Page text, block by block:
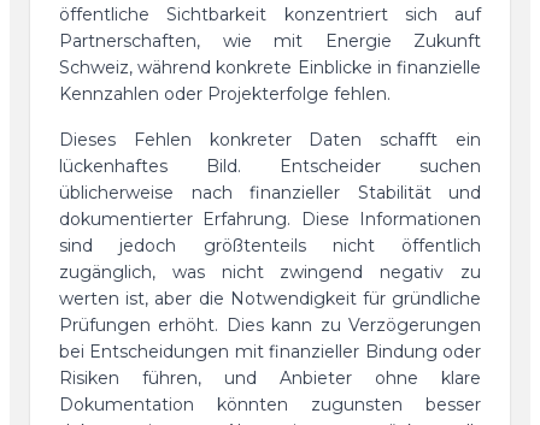
öffentliche Sichtbarkeit konzentriert sich auf
Partnerschaften, wie mit Energie Zukunft
Schweiz, während konkrete Einblicke in finanzielle
Kennzahlen oder Projekterfolge fehlen.
Dieses Fehlen konkreter Daten schafft ein
lückenhaftes Bild. Entscheider suchen
üblicherweise nach finanzieller Stabilität und
dokumentierter Erfahrung. Diese Informationen
sind jedoch größtenteils nicht öffentlich
zugänglich, was nicht zwingend negativ zu
werten ist, aber die Notwendigkeit für gründliche
Prüfungen erhöht. Dies kann zu Verzögerungen
bei Entscheidungen mit finanzieller Bindung oder
Risiken führen, und Anbieter ohne klare
Dokumentation könnten zugunsten besser